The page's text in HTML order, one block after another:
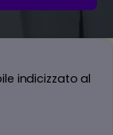
indicizzato al